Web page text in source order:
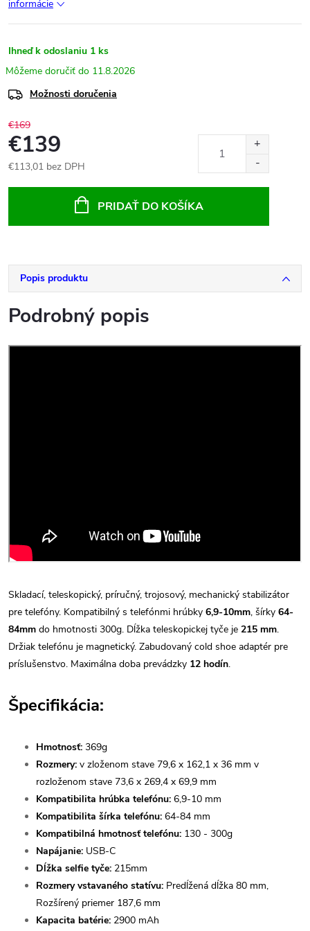
informácie
Ihneď k odoslaniu 1 ks
11.8.2026
Možnosti doručenia
€169
€139
€113,01 bez DPH
PRIDAŤ DO KOŠÍKA
Popis produktu
Podrobný popis
Skladací, teleskopický, príručný, trojosový, mechanický stabilizátor
pre telefóny. Kompatibilný s telefónmi hrúbky 6,9-10mm, šírky 64-
84mm do hmotnosti 300g. Dĺžka teleskopickej tyče je 215 mm.
Držiak telefónu je magnetický. Zabudovaný cold shoe adaptér pre
príslušenstvo. Maximálna doba prevádzky 12 hodín.
Špecifikácia:
Hmotnosť: 369g
Rozmery: v zloženom stave 79,6 x 162,1 x 36 mm v
rozloženom stave 73,6 x 269,4 x 69,9 mm
Kompatibilita hrúbka telefónu: 6,9-10 mm
Kompatibilita šírka telefónu: 64-84 mm
Kompatibilná hmotnosť telefónu: 130 - 300g
Napájanie: USB-C
Dĺžka selfie tyče: 215mm
Rozmery vstavaného statívu: Predĺžená dĺžka 80 mm,
Rozšírený priemer 187,6 mm
Kapacita batérie: 2900 mAh